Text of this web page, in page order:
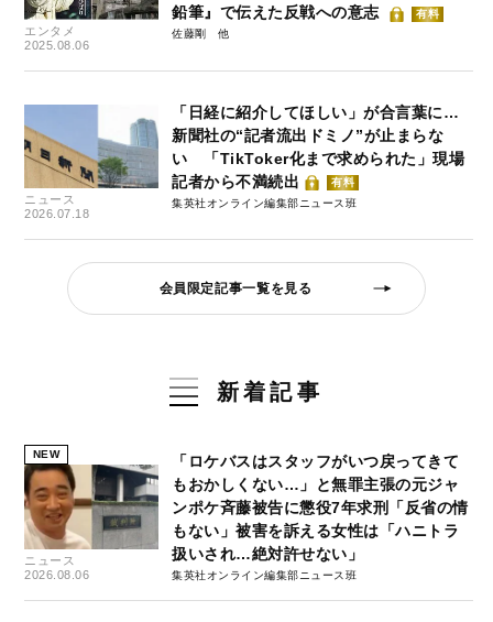
エンタメ
2025.08.06
鉛筆』で伝えた反戦への意志
有料
佐藤剛
ニュース
2026.07.18
「日経に紹介してほしい」が合言葉に…
新聞社の“記者流出ドミノ”が止まらな
い 「TikToker化まで求められた」現場
記者から不満続出
有料
集英社オンライン編集部ニュース班
会員限定記事一覧を見る
新着記事
NEW
ニュース
2026.08.06
「ロケバスはスタッフがいつ戻ってきて
もおかしくない…」と無罪主張の元ジャ
ンポケ斉藤被告に懲役7年求刑「反省の情
もない」被害を訴える女性は「ハニトラ
扱いされ…絶対許せない」
集英社オンライン編集部ニュース班